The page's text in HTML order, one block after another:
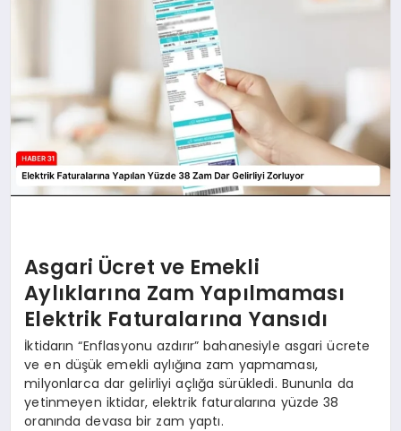
Asgari Ücret ve Emekli
Aylıklarına Zam Yapılmaması
Elektrik Faturalarına Yansıdı
İktidarın “Enflasyonu azdırır” bahanesiyle asgari ücrete
ve en düşük emekli aylığına zam yapmaması,
milyonlarca dar gelirliyi açlığa sürükledi. Bununla da
yetinmeyen iktidar, elektrik faturalarına yüzde 38
oranında devasa bir zam yaptı.